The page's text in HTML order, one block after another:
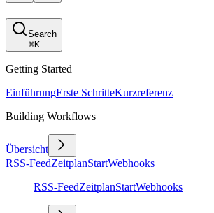
Search
⌘K
Getting Started
EinführungErste SchritteKurzreferenz
Building Workflows
Übersicht
RSS-FeedZeitplanStartWebhooks
RSS-FeedZeitplanStartWebhooks